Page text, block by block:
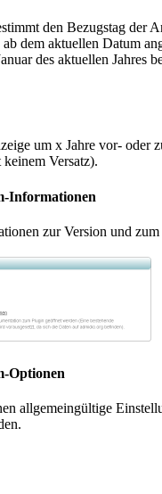
den Bezugstag der
dem aktuellen Datum
des aktuellen Jahres
um x Jahre vor- oder
Versatz).
Informationen
zur Version und zum
Optionen
allgemeingültige